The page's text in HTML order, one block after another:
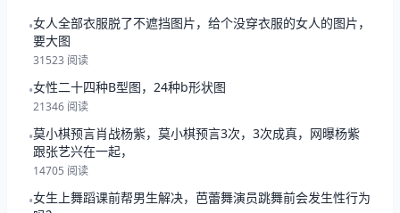
•女人全部衣服脱了不遮挡图片，给个没穿衣服的女人的图片，
要大图
31523 阅读
•女性二十四种B型图，24种b形状图
21346 阅读
•莫小棋预言肖战杨紫，莫小棋预言3次，3次成真，网曝杨紫
跟张艺兴在一起，
14705 阅读
•女生上舞蹈课前帮男生解决，芭蕾舞演员跳舞前会发生性行为